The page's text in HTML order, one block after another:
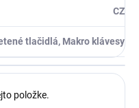
CZ
tlačidlá, Makro klávesy
položke.